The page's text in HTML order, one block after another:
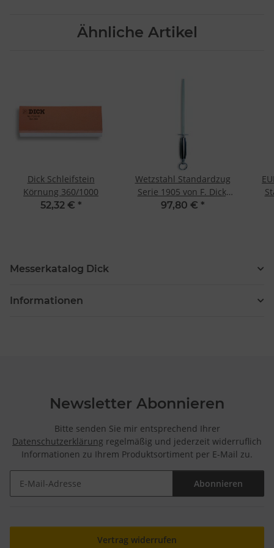
Ähnliche Artikel
Dick Schleifstein
Körnung 360/1000
52,32 € *
Wetzstahl Standardzug
Serie 1905 von F. Dick,
25 cm, rund
97,80 € *
Messerkatalog Dick
Informationen
Newsletter Abonnieren
Bitte senden Sie mir entsprechend Ihrer
Datenschutzerklärung regelmäßig und jederzeit widerruflich
Informationen zu Ihrem Produktsortiment per E-Mail zu.
Abonnieren
Vertrag widerrufen